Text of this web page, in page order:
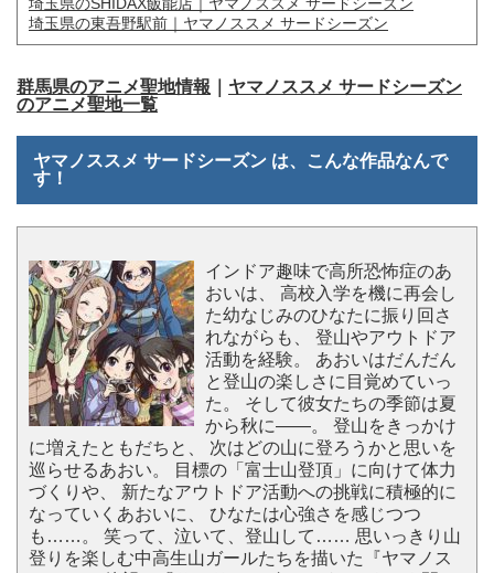
埼玉県のSHIDAX飯能店｜ヤマノススメ サードシーズン
埼玉県の東吾野駅前｜ヤマノススメ サードシーズン
群馬県のアニメ聖地情報
ヤマノススメ サードシーズン
のアニメ聖地一覧
ヤマノススメ サードシーズン は、こんな作品なんで
す！
インドア趣味で高所恐怖症のあ
おいは、 高校入学を機に再会し
た幼なじみのひなたに振り回さ
れながらも、 登山やアウトドア
活動を経験。 あおいはだんだん
と登山の楽しさに目覚めていっ
た。 そして彼女たちの季節は夏
から秋に――。 登山をきっかけ
に増えたともだちと、 次はどの山に登ろうかと思いを
巡らせるあおい。 目標の「富士山登頂」に向けて体力
づくりや、 新たなアウトドア活動への挑戦に積極的に
なっていくあおいに、 ひなたは心強さを感じつつ
も……。 笑って、泣いて、登山して…… 思いっきり山
登りを楽しむ中高生山ガールたちを描いた『ヤマノス